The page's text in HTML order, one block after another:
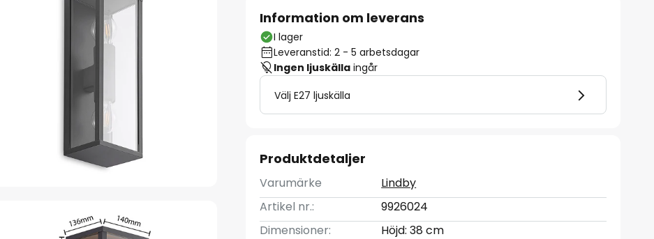
Information om leverans
I lager
Leveranstid: 2 - 5 arbetsdagar
Ingen ljuskälla ingår
Välj E27 ljuskälla
Produktdetaljer
Varumärke
Lindby
Artikel nr.:
9926024
Dimensioner:
Höjd: 38 cm